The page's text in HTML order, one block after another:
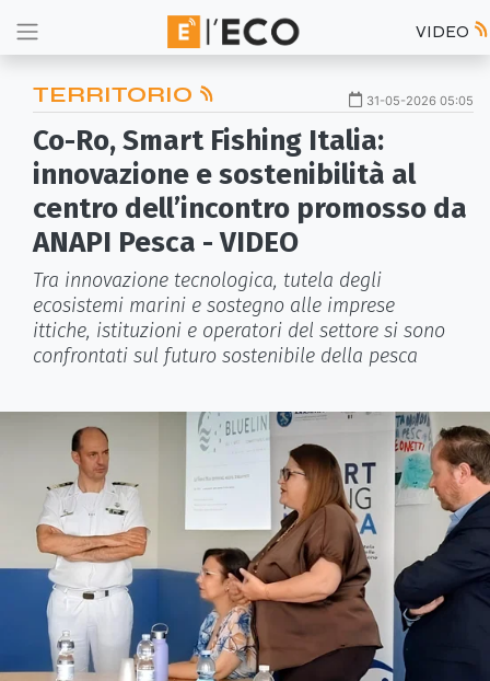
VIDEO
TERRITORIO 31-05-2026 05:05
Co-Ro, Smart Fishing Italia:
innovazione e sostenibilità al
centro dell’incontro promosso da
ANAPI Pesca - VIDEO
Tra innovazione tecnologica, tutela degli
ecosistemi marini e sostegno alle imprese
ittiche, istituzioni e operatori del settore si sono
confrontati sul futuro sostenibile della pesca